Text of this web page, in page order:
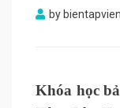
by bientapvien
Khóa học